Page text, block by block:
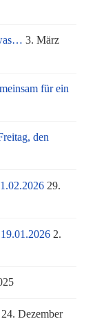
3. März
für ein
den
29.
2.
24. Dezember